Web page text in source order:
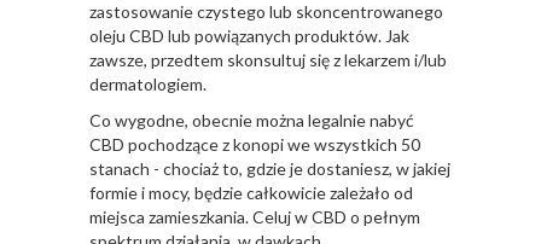
zastosowanie czystego lub skoncentrowanego
oleju CBD lub powiązanych produktów. Jak
zawsze, przedtem skonsultuj się z lekarzem i/lub
dermatologiem.
Co wygodne, obecnie można legalnie nabyć
CBD pochodzące z konopi we wszystkich 50
stanach - chociaż to, gdzie je dostaniesz, w jakiej
formie i mocy, będzie całkowicie zależało od
miejsca zamieszkania. Celuj w CBD o pełnym